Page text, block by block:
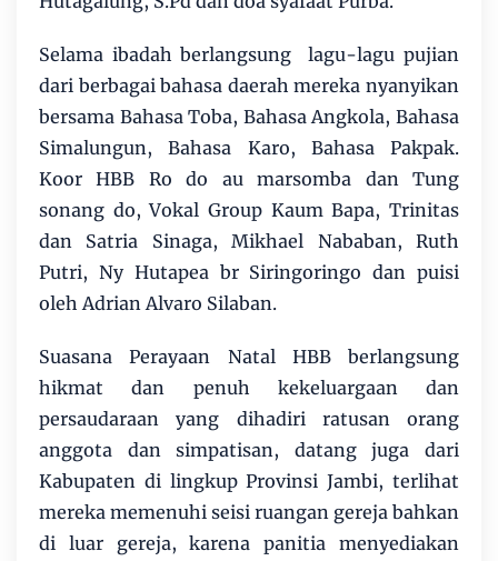
Selama ibadah berlangsung lagu-lagu pujian
dari berbagai bahasa daerah mereka nyanyikan
bersama Bahasa Toba, Bahasa Angkola, Bahasa
Simalungun, Bahasa Karo, Bahasa Pakpak.
Koor HBB Ro do au marsomba dan Tung
sonang do, Vokal Group Kaum Bapa, Trinitas
dan Satria Sinaga, Mikhael Nababan, Ruth
Putri, Ny Hutapea br Siringoringo dan puisi
oleh Adrian Alvaro Silaban.
Suasana Perayaan Natal HBB berlangsung
hikmat dan penuh kekeluargaan dan
persaudaraan yang dihadiri ratusan orang
anggota dan simpatisan, datang juga dari
Kabupaten di lingkup Provinsi Jambi, terlihat
mereka memenuhi seisi ruangan gereja bahkan
di luar gereja, karena panitia menyediakan